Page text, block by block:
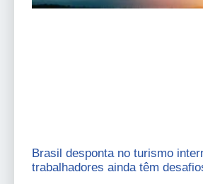
Brasil desponta no turismo
trabalhadores ainda têm